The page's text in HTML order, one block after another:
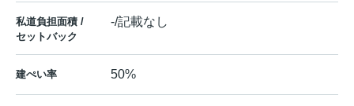
私道負担面積 /
セットバック
-/記載なし
建ぺい率 50%